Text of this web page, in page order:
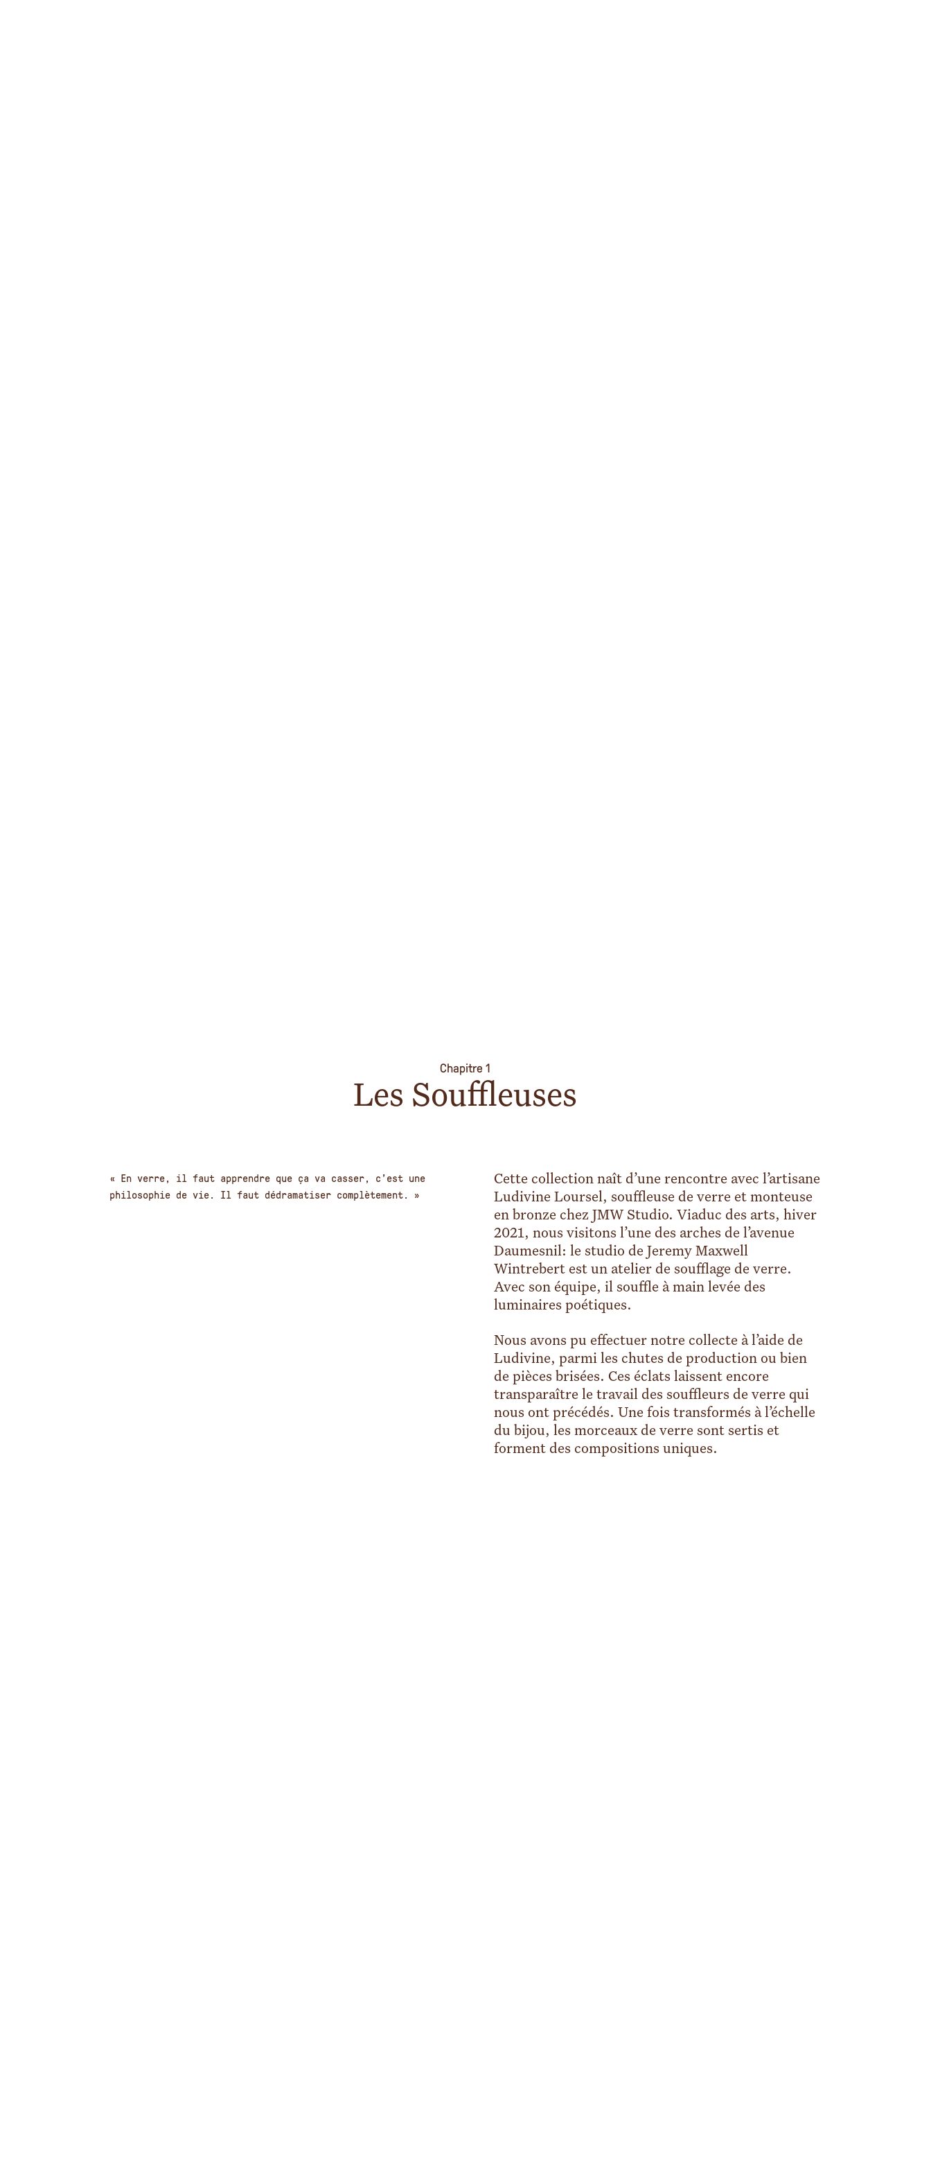
Chapitre 1
Les Souffleuses
« En verre, il faut apprendre que ça va casser, c’est une
philosophie de vie. Il faut dédramatiser complètement. »
Cette collection naît d’une rencontre avec l’artisane
Ludivine Loursel, souffleuse de verre et monteuse
en bronze chez JMW Studio. Viaduc des arts, hiver
2021, nous visitons l’une des arches de l’avenue
Daumesnil: l e studio de Jeremy Maxwell
Wintrebert est un atelier de soufflage de verre.
Avec son équipe, il souffle à main levée des
luminaires poétiques.
Nous avons pu effectuer notre collecte à l’aide de
Ludivine, parmi les chutes de production ou bien
de pièces brisées. Ces éclats laissent encore
transparaître le travail des souffleurs de verre qui
nous ont précédés. Une fois transformés à l’échelle
du bijou, les morceaux de verre sont sertis et
forment des compositions uniques.